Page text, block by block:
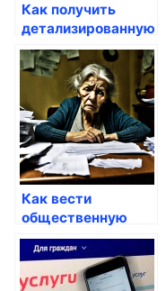
Как получить
детализированную
информацию о
госпрограммах
Как вести
общественную
деятельность
через госуслуги